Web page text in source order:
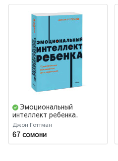
Эмоциональный
интеллект ребенка.
Практическое
руководство для
родителей. NEON
Pocketbooks
Джон Готтман
67 сомони